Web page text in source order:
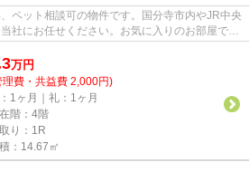
ペット相談可の物件です。国分寺市内やJR中央
社にお任せください。お気に入りのお部屋で快
万円
理費・共益費 2,000円)
1ヶ月｜礼：1ヶ月
階：4階
り：1R
：14.67㎡